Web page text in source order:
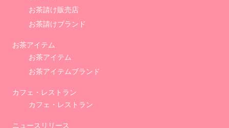
お茶請け販売店
お茶請けブランド
お茶アイテム
お茶アイテム
お茶アイテムブランド
カフェ・レストラン
カフェ・レストラン
ニュースリリース